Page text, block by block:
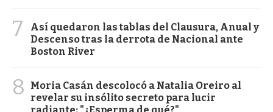
7
Así quedaron las tablas del Clausura, Anual y
Descenso tras la derrota de Nacional ante
Boston River
8
Moria Casán descolocó a Natalia Oreiro al
revelar su insólito secreto para lucir